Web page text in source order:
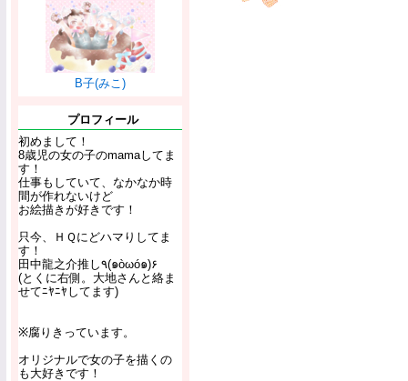
B子(みこ)
プロフィール
初めまして！
8歳児の女の子のmamaしてま
す！
仕事もしていて、なかなか時
間が作れないけど
お絵描きが好きです！
只今、ＨＱにどハマりしてま
す！
田中龍之介推し٩(๑òωó๑)۶
(とくに右側。大地さんと絡ま
せてﾆﾔﾆﾔしてます)
※腐りきっています。
オリジナルで女の子を描くの
も大好きです！